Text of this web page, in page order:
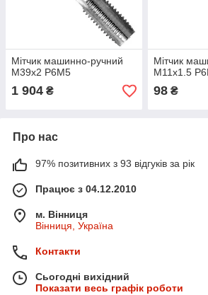
Мітчик машинно-ручний
М39х2 Р6М5
1 904 ₴
Мітчик
М11х1.5
98₴
Про нас
97% позитивних з 93 відгуків за рік
Працює з 04.12.2010
м. Вінниця
Вінниця, Україна
Контакти
Сьогодні вихідний
Показати весь графік роботи